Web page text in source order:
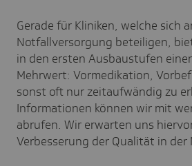
Gerade für Kliniken, welche sich
Notfallversorgung beteiligen,
in den ersten Ausbaustufen
Mehrwert: Vormedikation,
sonst oft nur zeitaufwändig zu
Informationen können wir mit
abrufen. Wir erwarten uns
Verbesserung der Qualität in